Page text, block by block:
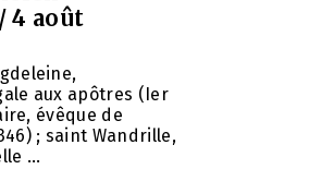
4 août
aux apôtres (Ier
évêque de
; saint Wandrille,
...